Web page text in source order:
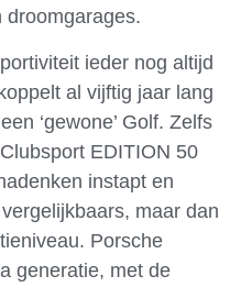
droomgarages.
ieder nog altijd
al vijftig jaar lang
‘gewone’ Golf. Zelfs
EDITION 50
instapt en
maar dan
Porsche
generatie, met de